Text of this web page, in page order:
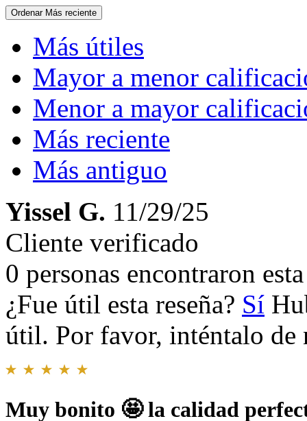
Ordenar Más reciente
Más útiles
Mayor a menor
Menor a mayor
Más reciente
Más antiguo
Yissel G. 11/29/25
Cliente verificado
0 personas encontraron
¿Fue útil esta reseña? Sí
útil. Por favor, inténtalo de
Muy bonito 🤩 la calidad